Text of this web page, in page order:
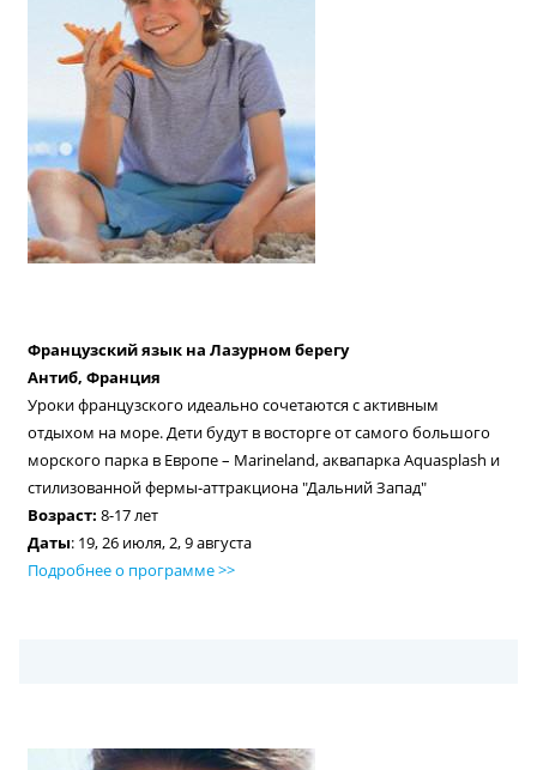
Французский язык на Лазурном берегу
Антиб, Франция
Уроки французского идеально сочетаются с активным
отдыхом на море. Дети будут в восторге от самого большого
морского парка в Европе – Marineland, аквапарка Aquasplash и
стилизованной фермы-аттракциона "Дальний Запад"
Возраст: 8-17 лет
Даты: 19, 26 июля, 2, 9 августа
Подробнее о программе >>